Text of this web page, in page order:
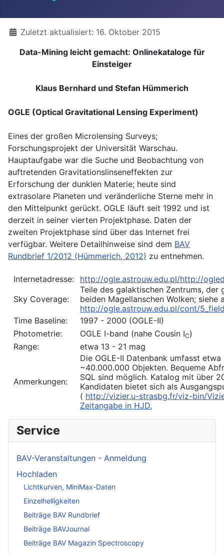
DetailsZuletzt aktualisiert: 16. Oktober 2015
Data-Mining leicht gemacht: Onlinekataloge für
Einsteiger
Klaus Bernhard und Stefan Hümmerich
OGLE (Optical Gravitational Lensing Experiment)
Eines der großen Microlensing Surveys;
Forschungsprojekt der Universität Warschau.
Hauptaufgabe war die Suche und Beobachtung von
auftretenden Gravitationslinseneffekten zur
Erforschung der dunklen Materie; heute sind
extrasolare Planeten und veränderliche Sterne mehr in
den Mittelpunkt gerückt. OGLE läuft seit 1992 und ist
derzeit in seiner vierten Projektphase. Daten der
zweiten Projektphase sind über das Internet frei
verfügbar. Weitere Detailhinweise sind dem BAV
Rundbrief 1/2012 (Hümmerich, 2012) zu entnehmen.
Internetadresse: http://ogle.astrouw.edu.pl/http://
Sky Coverage:
Teile des galaktischen Zentrums, der
beiden Magellanschen Wolken; siehe
http://ogle.astrouw.edu.pl/cont/
Time Baseline:
1997 - 2000 (OGLE-II)
Photometrie:
OGLE I-band (nahe Cousin IC)
Range:
etwa 13 - 21 mag
Anmerkungen:
Die OGLE-II Datenbank umfasst
~40.000.000 Objekten. Bequeme
SQL sind möglich. Katalog mit über
Kandidaten bietet sich als
( http://vizier.u-strasbg.fr/viz-bin/
Zeitangabe in HJD.
Service
BAV-Veranstaltungen - Anmeldung
Hochladen
Lichtkurven, MiniMax-Daten
Einzelhelligkeiten
Beiträge BAV Rundbrief
Beiträge BAVJournal
Beiträge BAV Magazin Spectroscopy